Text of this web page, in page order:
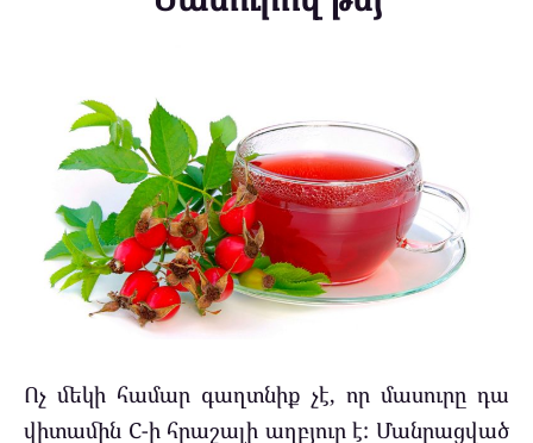
Ոչ մեկի համար գաղտնիք չէ, որ մասուրը դա
վիտամին C-ի հրաշալի աղբյուր է: Մանրացված